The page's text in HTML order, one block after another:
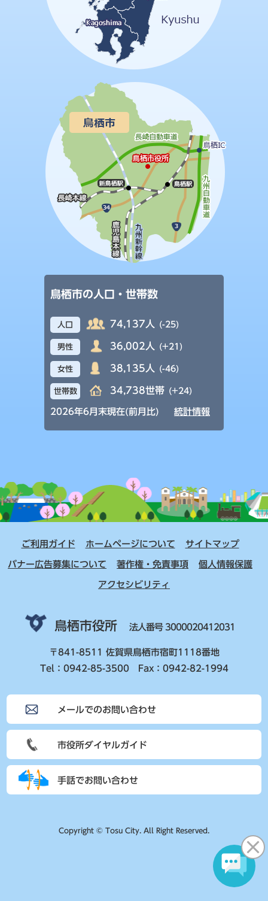
鳥栖市の人口・世帯数
人口 74,137人 (-25)
男性 36,002人 (+21)
女性 38,135人 (-46)
世帯数 34,738世帯 (+24)
2026年6月末現在(前月比) 統計情報
ご利用ガイド ホームページについて サイトマップ
バナー広告募集について 著作権・免責事項 個人情報保護
アクセシビリティ
鳥栖市役所 法人番号 3000020412031
〒841-8511 佐賀県鳥栖市宿町1118番地
Tel：0942-85-3500 Fax：0942-82-1994
メールでのお問い合わせ
市役所ダイヤルガイド
手話でお問い合わせ
Copyright © Tosu City. All Right Reserved.